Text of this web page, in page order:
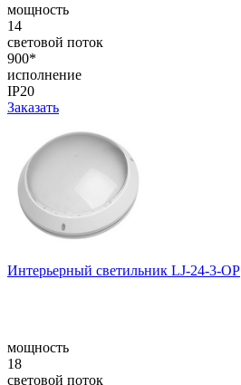
мощность
14
световой поток
900*
исполнение
IP20
Заказать
Интерьерный светильник LJ-24-3-OP
мощность
18
световой поток